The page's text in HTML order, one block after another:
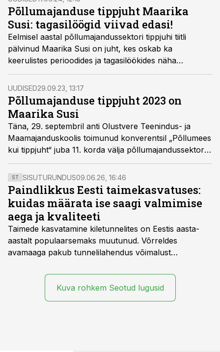
Hartman.
Põllumajanduse tippjuht Maarika
Susi: tagasilöögid viivad edasi!
Eelmisel aastal põllumajandussektori tippjuhi tiitli
pälvinud Maarika Susi on juht, kes oskab ka
keerulistes perioodides ja tagasilöökides näha
positiivset ja edasiviivat jõudu. Põllumajandussektor on
suurte muutuste tuules ja siit võitjana väljumine nõuab
kiiret kohanemisvõimet ning paindlikkust plaane
muuta, leiab Susi.
UUDISED29.09.23, 13:17
Põllumajanduse tippjuht 2023 on
Maarika Susi
Täna, 29. septembril anti Olustvere Teenindus- ja
Maamajanduskoolis toimunud konverentsil „Põllumees
kui tippjuht“ juba 11. korda välja põllumajandussektori
tippjuhi tiitel, mille pälvis Kõo Agro juhatuse liige
Maarika Susi. Tiitli andis üle regionaalminister Madis
Kallas.
ST SISUTURUNDUS09.06.26, 16:46
Paindlikkus Eesti taimekasvatuses:
kuidas määrata ise saagi valmimise
aega ja kvaliteeti
Taimede kasvatamine kiletunnelites on Eestis aasta-
aastalt populaarsemaks muutunud. Võrreldes
avamaaga pakub tunnelilahendus võimalust
varasemaks tuua või hoopis hilisemaks lükata. Hästi
planeerides on tänu sellele võimalik saada ka saagi
eest turul kõrgemat hinda.
Kuva rohkem Seotud lugusid